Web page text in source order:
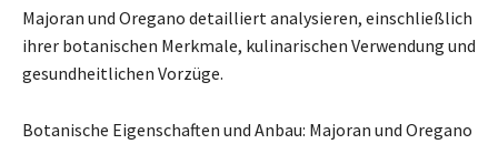
Majoran und Oregano detailliert analysieren, einschließlich
ihrer botanischen Merkmale, kulinarischen Verwendung und
gesundheitlichen Vorzüge.
Botanische Eigenschaften und Anbau: Majoran und Oregano